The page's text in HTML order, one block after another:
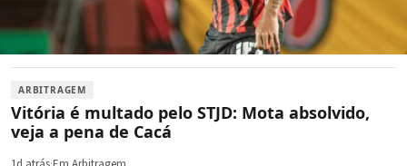
ARBITRAGEM
Vitória é multado pelo STJD: Mota absolvido,
veja a pena de Cacá